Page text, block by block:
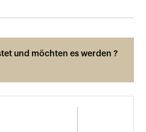
und möchten es werden ?